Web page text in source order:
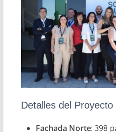
Detalles del
Fachada Norte: 398